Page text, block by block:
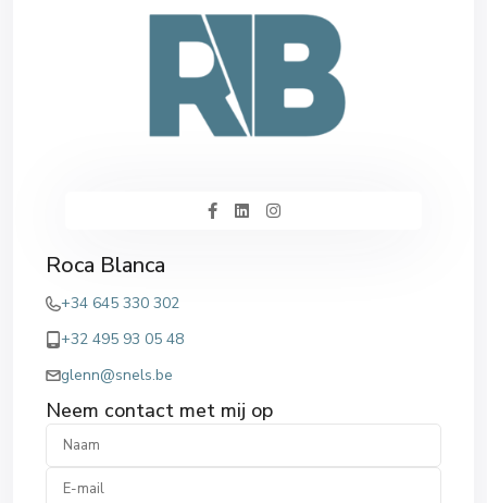
Roca Blanca
+34 645 330 302
+32 495 93 05 48
glenn@snels.be
Neem contact met mij op